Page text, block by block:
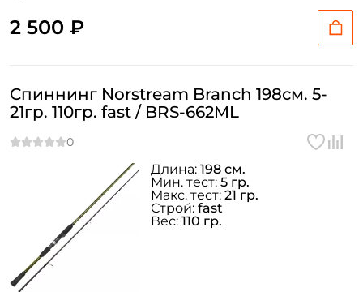
2 500 ₽
Спиннинг Norstream Branch 198см. 5-
21гр. 110гр. fast / BRS-662ML
Длина: 198 см.
Мин. тест: 5 гр.
Макс. тест: 21 гр.
Строй: fast
Вес: 110 гр.